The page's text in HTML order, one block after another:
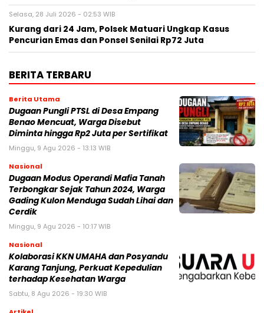
Selasa, 28 Juli 2026 - 02:53 WIB
Kurang dari 24 Jam, Polsek Matuari Ungkap Kasus
Pencurian Emas dan Ponsel Senilai Rp72 Juta
BERITA TERBARU
Berita Utama
Dugaan Pungli PTSL di Desa Empang
Benao Mencuat, Warga Disebut
Diminta hingga Rp2 Juta per Sertifikat
Minggu, 9 Agu 2026 - 13:13 WIB
Nasional
Dugaan Modus Operandi Mafia Tanah
Terbongkar Sejak Tahun 2024, Warga
Gading Kulon Menduga Sudah Lihai dan
Cerdik
Minggu, 9 Agu 2026 - 10:17 WIB
Nasional
Kolaborasi KKN UMAHA dan Posyandu
Karang Tanjung, Perkuat Kepedulian
terhadap Kesehatan Warga
Sabtu, 8 Agu 2026 - 19:30 WIB